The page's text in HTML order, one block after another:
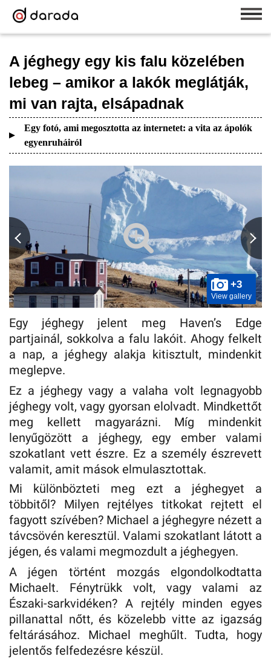
A jéghegy egy kis falu közelében
lebeg – amikor a lakók meglátják,
mi van rajta, elsápadnak
Egy fotó, ami megosztotta az internetet: a vita az ápolók
egyenruháiról
+3
View gallery
Egy jéghegy jelent meg Haven’s Edge
partjainál, sokkolva a falu lakóit. Ahogy felkelt
a nap, a jéghegy alakja kitisztult, mindenkit
meglepve.
Ez a jéghegy vagy a valaha volt legnagyobb
jéghegy volt, vagy gyorsan elolvadt. Mindkettőt
meg kellett magyarázni. Míg mindenkit
lenyűgözött a jéghegy, egy ember valami
szokatlant vett észre. Ez a személy észrevett
valamit, amit mások elmulasztottak.
Mi különbözteti meg ezt a jéghegyet a
többitől? Milyen rejtélyes titkokat rejtett el
fagyott szívében? Michael a jéghegyre nézett a
távcsövén keresztül. Valami szokatlant látott a
jégen, és valami megmozdult a jéghegyen.
A jégen történt mozgás elgondolkodtatta
Michaelt. Fénytrükk volt, vagy valami az
Északi-sarkvidéken? A rejtély minden egyes
pillanattal nőtt, és közelebb vitte az igazság
feltárásához. Michael meghűlt. Tudta, hogy
jelentős felfedezésre készül.